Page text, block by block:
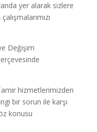
yer alarak sizlere
Değişim
hizmetlerimizden
bir sorun ile karşı
konusu